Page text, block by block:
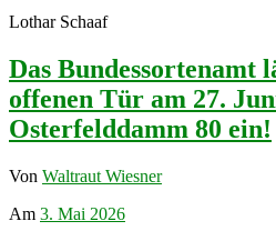
Lothar Schaaf
Das Bundessortenamt
offenen Tür am 27.
Osterfelddamm 80 ein!
Von Waltraut Wiesner
Am 3. Mai 2026